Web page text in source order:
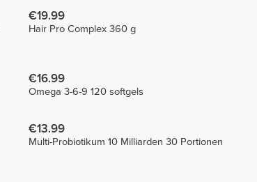
€19.99
Hair Pro Complex 360 g
€16.99
Omega 3-6-9 120 softgels
€13.99
Multi-Probiotikum 10 Milliarden 30 Portionen